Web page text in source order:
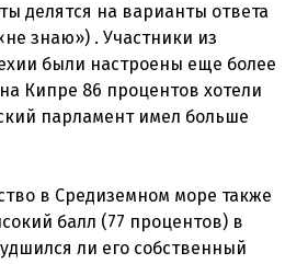
делятся на варианты ответа
знаю») . Участники из
были настроены еще более
Кипре 86 процентов хотели
парламент имел больше
в Средиземном море также
балл (77 процентов) в
ли его собственный